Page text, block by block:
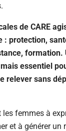
de CARE
: protection,
formation.
essentiel
relever sans
femmes à
et à générer un